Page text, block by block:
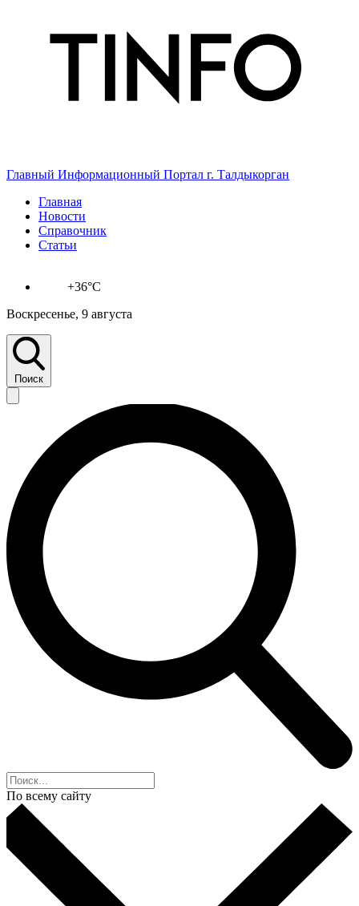
Главный Информационный Портал г. Талдыкорган
Главная
Новости
Справочник
Статьи
+36°C
Воскресенье, 9 августа
Поиск
По всему сайту